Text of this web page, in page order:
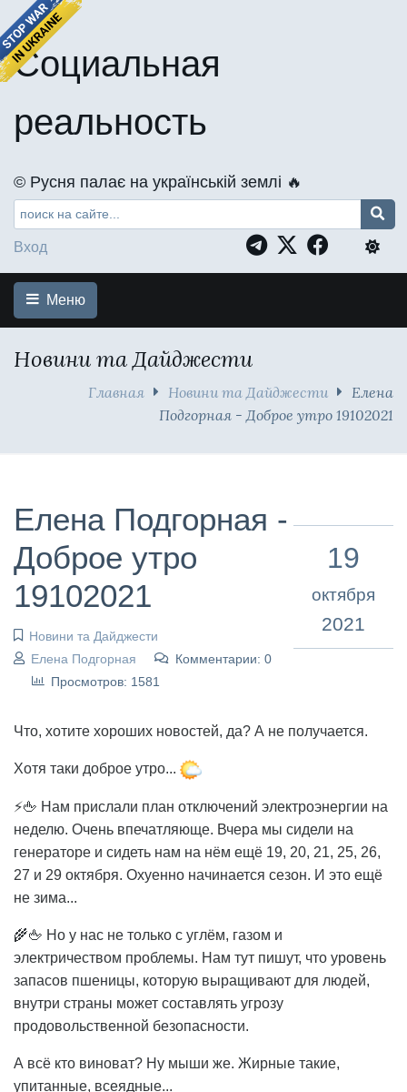
Социальная
реальность
©️ Русня палає на українській землі 🔥
Вход
Меню
Новини та Дайджести
Главная Новини та Дайджести
Елена
Подгорная - Доброе утро 19102021
Елена Подгорная -
Доброе утро
19102021
Новини та Дайджести
Елена Подгорная
Комментарии: 0
Просмотров: 1581
19
октября
2021
Что, хотите хороших новостей, да? А не получается.
Хотя таки доброе утро...
⚡🖕 Нам прислали план отключений электроэнергии на
неделю. Очень впечатляюще. Вчера мы сидели на
генераторе и сидеть нам на нём ещё 19, 20, 21, 25, 26,
27 и 29 октября. Охуенно начинается сезон. И это ещё
не зима...
🌾🖕 Но у нас не только с углём, газом и
электричеством проблемы. Нам тут пишут, что уровень
запасов пшеницы, которую выращивают для людей,
внутри страны может составлять угрозу
продовольственной безопасности.
А всё кто виноват? Ну мыши же. Жирные такие,
упитанные, всеядные...